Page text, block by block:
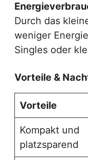
Durch das
weniger
Singles oder
Vorteile &
Vorteile
Kompakt und
platzsparend